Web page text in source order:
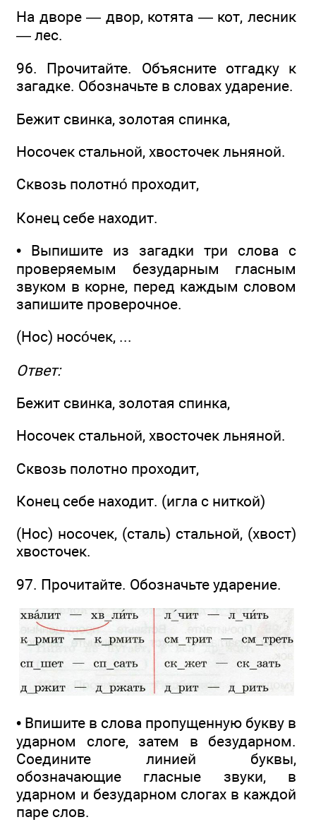
На дворе — двор, котята — кот, лесник
— лес.
96. Прочитайте. Объясните отгадку к
загадке. Обозначьте в словах ударение.
Бежит свинка, золотая спинка,
Носочек стальной, хвосточек льняной.
Сквозь полотно́ проходит,
Конец себе находит.
• Выпишите из загадки три слова с
проверяемым безударным гласным
звуком в корне, перед каждым словом
запишите проверочное.
(Нос) носо́чек, ...
Ответ:
Бежит свинка, золотая спинка,
Носочек стальной, хвосточек льняной.
Сквозь полотно проходит,
Конец себе находит. (игла с ниткой)
(Нос) носочек, (сталь) стальной, (хвост)
хвосточек.
97. Прочитайте. Обозначьте ударение.
• Впишите в слова пропущенную букву в
ударном слоге, затем в безударном.
Соедините линией буквы,
обозначающие гласные звуки, в
ударном и безударном слогах в каждой
паре слов.